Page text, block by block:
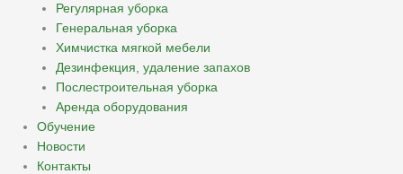
Регулярная уборка
Генеральная уборка
Химчистка мягкой мебели
Дезинфекция, удаление запахов
Послестроительная уборка
Аренда оборудования
Обучение
Новости
Контакты